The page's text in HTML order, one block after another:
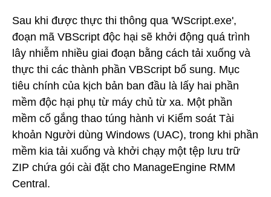
Sau khi được thực thi thông qua 'WScript.exe',
đoạn mã VBScript độc hại sẽ khởi động quá trình
lây nhiễm nhiều giai đoạn bằng cách tải xuống và
thực thi các thành phần VBScript bổ sung. Mục
tiêu chính của kịch bản ban đầu là lấy hai phần
mềm độc hại phụ từ máy chủ từ xa. Một phần
mềm cố gắng thao túng hành vi Kiểm soát Tài
khoản Người dùng Windows (UAC), trong khi phần
mềm kia tải xuống và khởi chạy một tệp lưu trữ
ZIP chứa gói cài đặt cho ManageEngine RMM
Central.